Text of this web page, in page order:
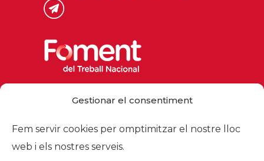
Gestionar el consentiment
Fem servir cookies per omptimitzar el nostre lloc
web i els nostres serveis.
foment@foment.com